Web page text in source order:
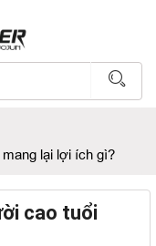
lại lợi ích gì?
cao tuổi